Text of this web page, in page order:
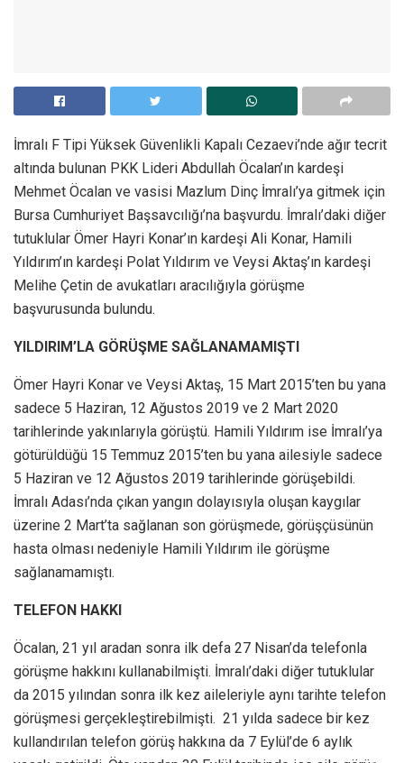
İmralı F Tipi Yüksek Güvenlikli Kapalı Cezaevi’nde ağır tecrit
altında bulunan PKK Lideri Abdullah Öcalan’ın kardeşi
Mehmet Öcalan ve vasisi Mazlum Dinç İmralı’ya gitmek için
Bursa Cumhuriyet Başsavcılığı’na başvurdu. İmralı’daki diğer
tutuklular Ömer Hayri Konar’ın kardeşi Ali Konar, Hamili
Yıldırım’ın kardeşi Polat Yıldırım ve Veysi Aktaş’ın kardeşi
Melihe Çetin de avukatları aracılığıyla görüşme
başvurusunda bulundu.
YILDIRIM’LA GÖRÜŞME SAĞLANAMAMIŞTI
Ömer Hayri Konar ve Veysi Aktaş, 15 Mart 2015’ten bu yana
sadece 5 Haziran, 12 Ağustos 2019 ve 2 Mart 2020
tarihlerinde yakınlarıyla görüştü. Hamili Yıldırım ise İmralı’ya
götürüldüğü 15 Temmuz 2015’ten bu yana ailesiyle sadece
5 Haziran ve 12 Ağustos 2019 tarihlerinde görüşebildi.
İmralı Adası’nda çıkan yangın dolayısıyla oluşan kaygılar
üzerine 2 Mart’ta sağlanan son görüşmede, görüşçüsünün
hasta olması nedeniyle Hamili Yıldırım ile görüşme
sağlanamamıştı.
TELEFON HAKKI
Öcalan, 21 yıl aradan sonra ilk defa 27 Nisan’da telefonla
görüşme hakkını kullanabilmişti. İmralı’daki diğer tutuklular
da 2015 yılından sonra ilk kez aileleriyle aynı tarihte telefon
görüşmesi gerçekleştirebilmişti. 21 yılda sadece bir kez
kullandırılan telefon görüş hakkına da 7 Eylül’de 6 aylık